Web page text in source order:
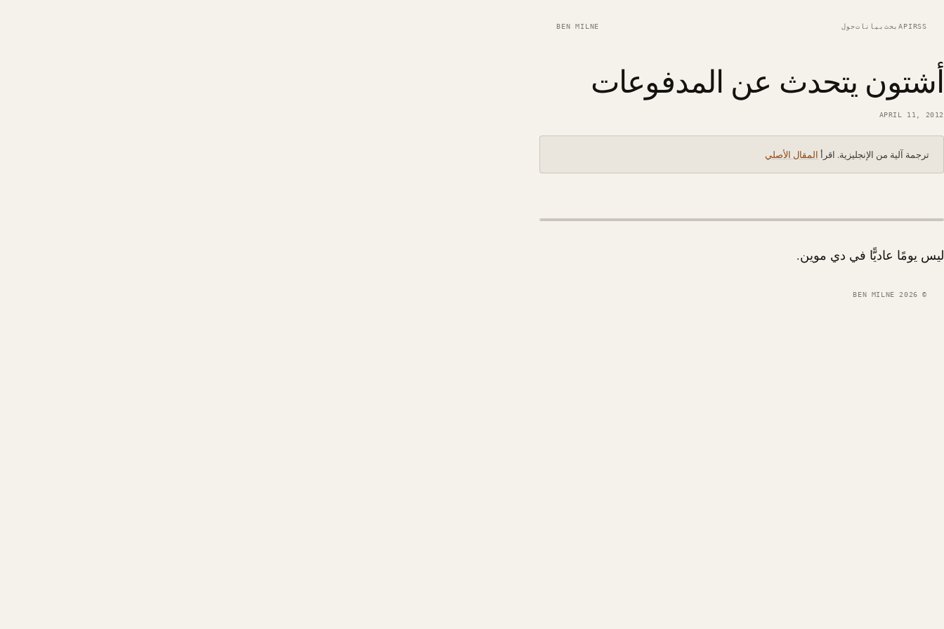
BEN MILNE حولبيانات بحثAPIRSS
أشتون يتحدث عن المدفوعات
APRIL 11, 2012
ترجمة آلية من الإنجليزية. اقرأ المقال الأصلي
ليس يومًا عاديًّا في دي موين.
© 2026 BEN MILNE